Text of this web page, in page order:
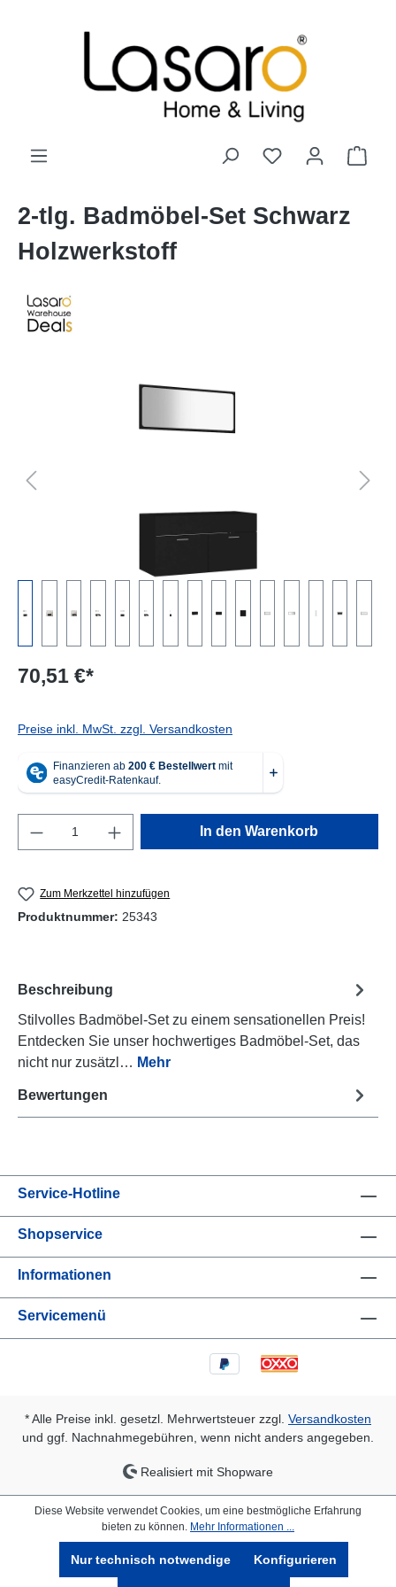
2-tlg. Badmöbel-Set Schwarz
Holzwerkstoff
Bildergalerie überspringen
70,51 €*
Preise inkl. MwSt. zzgl. Versandkosten
Produkt Anzahl: Gib den gewünschten
In den Warenkorb
Zum Merkzettel hinzufügen
Produktnummer: 25343
Beschreibung
Stilvolles Badmöbel-Set zu einem sensationellen Preis!
Entdecken Sie unser hochwertiges Badmöbel-Set, das
nicht nur zusätzl… Mehr
Bewertungen
Service-Hotline
Shopservice
Informationen
Servicemenü
* Alle Preise inkl. gesetzl. Mehrwertsteuer zzgl. Versandkosten
und ggf. Nachnahmegebühren, wenn nicht anders angegeben.
Realisiert mit Shopware
Diese Website verwendet Cookies, um eine bestmögliche Erfahrung
bieten zu können. Mehr Informationen ...
Nur technisch notwendige Konfigurieren